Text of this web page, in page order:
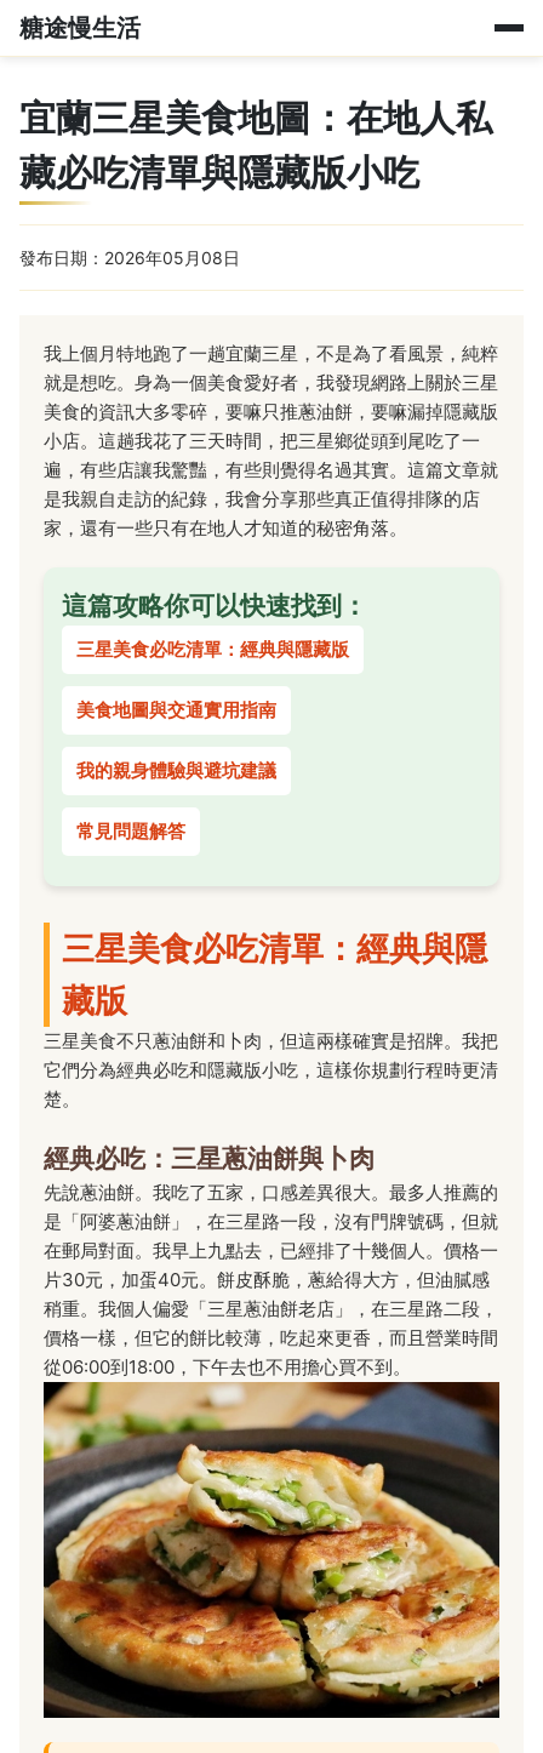
糖途慢生活
宜蘭三星美食地圖：在地人私
藏必吃清單與隱藏版小吃
發布日期：2026年05月08日
我上個月特地跑了一趟宜蘭三星，不是為了看風景，純粹
就是想吃。身為一個美食愛好者，我發現網路上關於三星
美食的資訊大多零碎，要嘛只推蔥油餅，要嘛漏掉隱藏版
小店。這趟我花了三天時間，把三星鄉從頭到尾吃了一
遍，有些店讓我驚豔，有些則覺得名過其實。這篇文章就
是我親自走訪的紀錄，我會分享那些真正值得排隊的店
家，還有一些只有在地人才知道的秘密角落。
這篇攻略你可以快速找到：
三星美食必吃清單：經典與隱藏版
美食地圖與交通實用指南
我的親身體驗與避坑建議
常見問題解答
三星美食必吃清單：經典與隱
藏版
三星美食不只蔥油餅和卜肉，但這兩樣確實是招牌。我把
它們分為經典必吃和隱藏版小吃，這樣你規劃行程時更清
楚。
經典必吃：三星蔥油餅與卜肉
先說蔥油餅。我吃了五家，口感差異很大。最多人推薦的
是「阿婆蔥油餅」，在三星路一段，沒有門牌號碼，但就
在郵局對面。我早上九點去，已經排了十幾個人。價格一
片30元，加蛋40元。餅皮酥脆，蔥給得大方，但油膩感
稍重。我個人偏愛「三星蔥油餅老店」，在三星路二段，
價格一樣，但它的餅比較薄，吃起來更香，而且營業時間
從06:00到18:00，下午去也不用擔心買不到。